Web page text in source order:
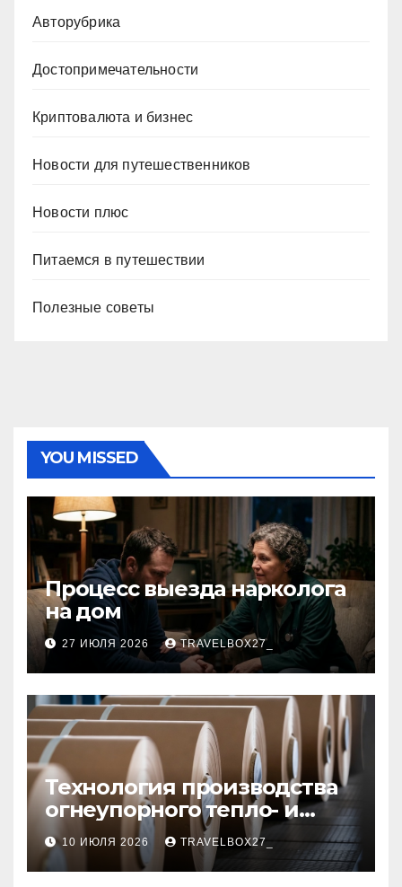
Авторубрика
Достопримечательности
Криптовалюта и бизнес
Новости для путешественников
Новости плюс
Питаемся в путешествии
Полезные советы
YOU MISSED
Процесс выезда нарколога
на дом
27 ИЮЛЯ 2026 TRAVELBOX27_
Технология производства
огнеупорного тепло- и
звукоизоляционного
картона из
муллитокремнеземистого
10 ИЮЛЯ 2026 TRAVELBOX27_